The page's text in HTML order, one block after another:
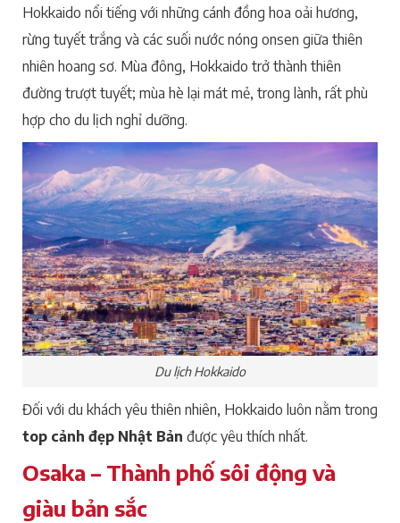
Hokkaido nổi tiếng với những cánh đồng hoa oải hương,
rừng tuyết trắng và các suối nước nóng onsen giữa thiên
nhiên hoang sơ. Mùa đông, Hokkaido trở thành thiên
đường trượt tuyết; mùa hè lại mát mẻ, trong lành, rất phù
hợp cho du lịch nghỉ dưỡng.
Du lịch Hokkaido
Đối với du khách yêu thiên nhiên, Hokkaido luôn nằm trong
top cảnh đẹp Nhật Bản được yêu thích nhất.
Osaka – Thành phố sôi động và
giàu bản sắc